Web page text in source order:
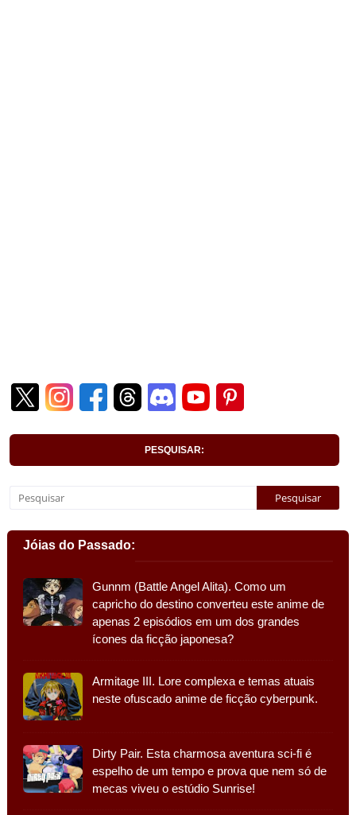
PESQUISAR:
Jóias do Passado:
Gunnm (Battle Angel Alita). Como um
capricho do destino converteu este anime de
apenas 2 episódios em um dos grandes
ícones da ficção japonesa?
Armitage III. Lore complexa e temas atuais
neste ofuscado anime de ficção cyberpunk.
Dirty Pair. Esta charmosa aventura sci-fi é
espelho de um tempo e prova que nem só de
mecas viveu o estúdio Sunrise!